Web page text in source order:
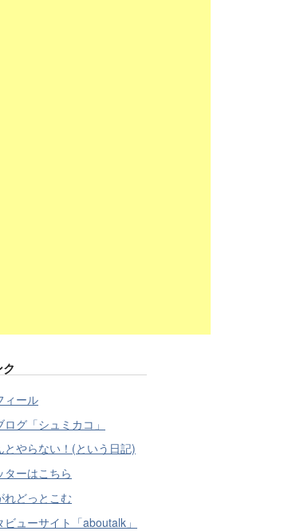
ィール
ログ「シュミカコ」
とやらない！(という日記)
ターはこちら
れどっとこむ
ビューサイト「aboutalk」